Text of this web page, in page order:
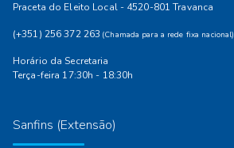
Praceta do Eleito Local - 4520-801 Travanca
(+351) 256 372 263 (Chamada para a rede fixa nacional)
Horário da Secretaria
Terça-feira 17:30h - 18:30h
Sanfins (Extensão)